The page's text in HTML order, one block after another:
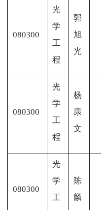
080300
光
学
工
程
郭
旭
光
080300
光
学
工
程
杨
康
文
080300
光
学
工
陈
麟